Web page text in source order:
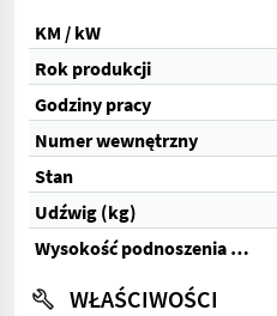
KM / kW
Rok produkcji
Godziny pracy
Numer wewnętrzny
Stan
Udźwig (kg)
Wysokość podnoszenia (cm)
WŁAŚCIWOŚCI